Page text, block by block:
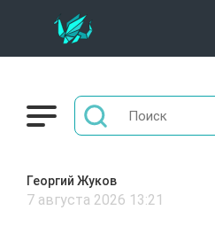
Георгий Жуков
7 августа 2026 13:21